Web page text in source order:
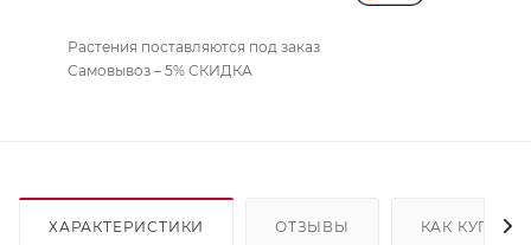
Растения поставляются под заказ
Самовывоз – 5% СКИДКА
ХАРАКТЕРИСТИКИ ОТЗЫВЫ КАК КУПИТЬ